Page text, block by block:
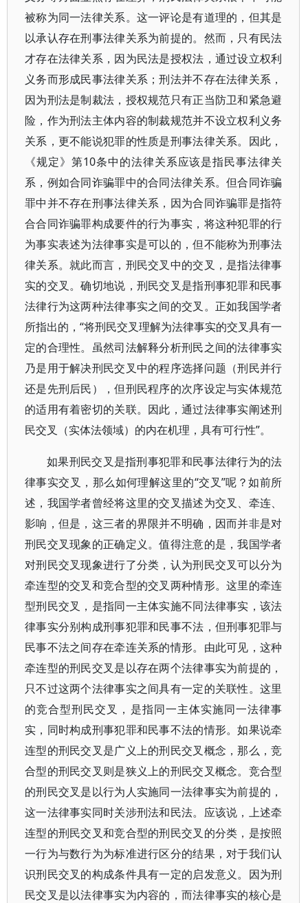
被称为同一法律关系。这一评论是有道理的，但其是
以承认存在刑事法律关系为前提的。然而，只有民法
才存在法律关系，因为民法是授权法，通过设立权利
义务而形成民事法律关系；刑法并不存在法律关系，
因为刑法是制裁法，授权规范只有正当防卫和紧急避
险，作为刑法主体内容的制裁规范并不设立权利义务
关系，更不能说犯罪的性质是刑事法律关系。因此，
《规定》第10条中的法律关系应该是指民事法律关
系，例如合同诈骗罪中的合同法律关系。但合同诈骗
罪中并不存在刑事法律关系，因为合同诈骗罪是指符
合合同诈骗罪构成要件的行为事实，将这种犯罪的行
为事实表述为法律事实是可以的，但不能称为刑事法
律关系。就此而言，刑民交叉中的交叉，是指法律事
实的交叉。确切地说，刑民交叉是指刑事犯罪和民事
法律行为这两种法律事实之间的交叉。正如我国学者
所指出的，“将刑民交叉理解为法律事实的交叉具有一
定的合理性。虽然司法解释分析刑民之间的法律事实
乃是用于解决刑民交叉中的程序选择问题（刑民并行
还是先刑后民），但刑民程序的次序设定与实体规范
的适用有着密切的关联。因此，通过法律事实阐述刑
民交叉（实体法领域）的内在机理，具有可行性”。
如果刑民交叉是指刑事犯罪和民事法律行为的法
律事实交叉，那么如何理解这里的“交叉”呢？如前所
述，我国学者曾经将这里的交叉描述为交叉、牵连、
影响，但是，这三者的界限并不明确，因而并非是对
刑民交叉现象的正确定义。值得注意的是，我国学者
对刑民交叉现象进行了分类，认为刑民交叉可以分为
牵连型的交叉和竞合型的交叉两种情形。这里的牵连
型刑民交叉，是指同一主体实施不同法律事实，该法
律事实分别构成刑事犯罪和民事不法，但刑事犯罪与
民事不法之间存在牵连关系的情形。由此可见，这种
牵连型的刑民交叉是以存在两个法律事实为前提的，
只不过这两个法律事实之间具有一定的关联性。这里
的竞合型刑民交叉，是指同一主体实施同一法律事
实，同时构成刑事犯罪和民事不法的情形。如果说牵
连型的刑民交叉是广义上的刑民交叉概念，那么，竞
合型的刑民交叉则是狭义上的刑民交叉概念。竞合型
的刑民交叉是以行为人实施同一法律事实为前提的，
这一法律事实同时关涉刑法和民法。应该说，上述牵
连型的刑民交叉和竞合型的刑民交叉的分类，是按照
一行为与数行为为标准进行区分的结果，对于我们认
识刑民交叉的构成条件具有一定的启发意义。因为刑
民交叉是以法律事实为内容的，而法律事实的核心是